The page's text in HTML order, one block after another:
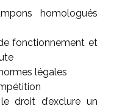
homologués
fonctionnement et
légales
droit d’exclure un